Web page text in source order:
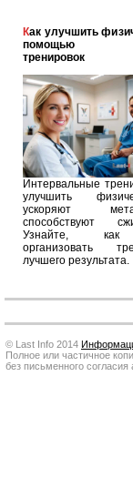
Как улучшить физическую форму с
помощью
тренировок
Интервальные
улучшить
ускоряют
способствуют
Узнайте, как
организовать
лучшего результата.
© Last Info 2014
Полное или частичное
без письменного